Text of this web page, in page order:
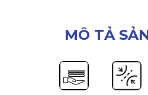
MÔ TẢ